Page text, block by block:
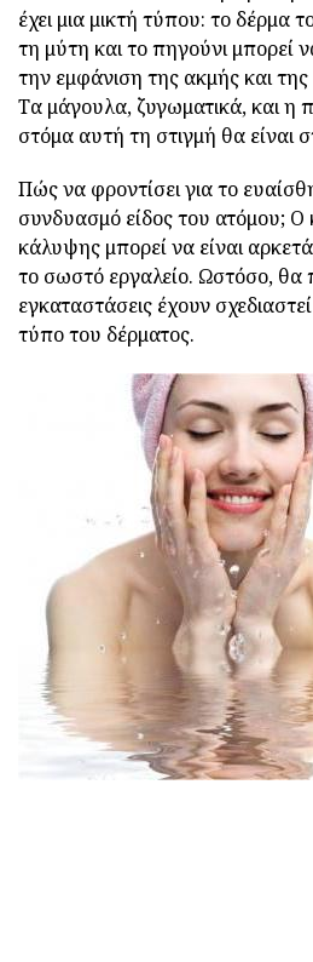
έχει μια μικτή τύπου: το
τη μύτη και το πηγούνι μπορεί
την εμφάνιση της ακμής και
Τα μάγουλα, ζυγωματικά, και η
στόμα αυτή τη στιγμή θα είναι
Πώς να φροντίσει για το
συνδυασμό είδος του ατόμου; Ο
κάλυψης μπορεί να είναι
το σωστό εργαλείο. Ωστόσο, θα
εγκαταστάσεις έχουν
τύπο του δέρματος.